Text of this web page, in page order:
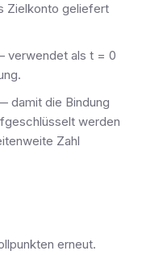
Zielkonto geliefert
verwendet als t = 0
damit die Bindung
werden
Zahl
erneut.